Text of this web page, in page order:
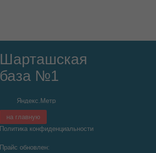
Шарташская
база №1
на главную
Политика конфиденциальности
Прайс обновлен: